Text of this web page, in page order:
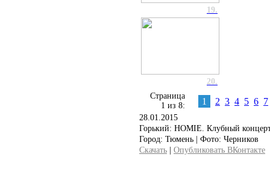
19.
20.
Страница
1 из 8:
1 2 3 4 5 6 7
28.01.2015
Горький: HOMIE. Клубный
Город: Тюмень | Фото: Черников
Скачать
Опубликовать ВКонтакте